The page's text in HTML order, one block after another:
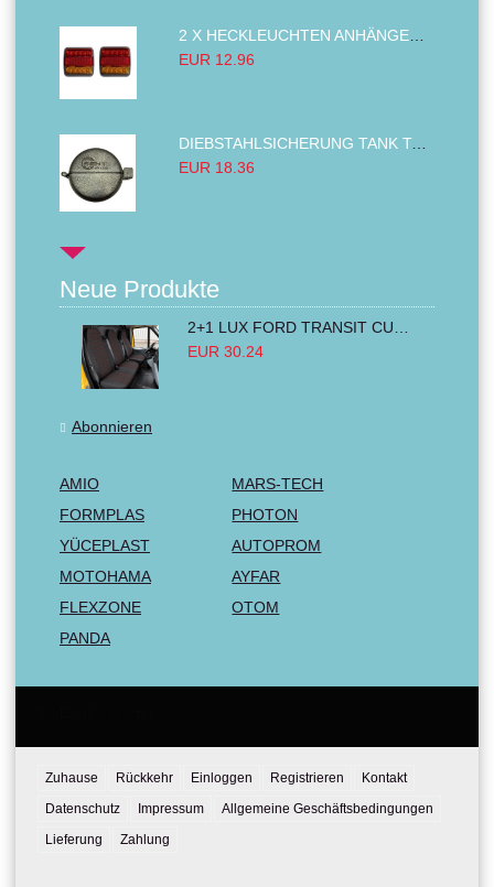
EUR 12.96
DIEBSTAHLSICHERUNG TANK TANKDECKEL DIESELTANK KRAFTSTOFFTANKDECKEL VERRIEGELUNG PASSEND FÜR LKW PKW TRAKTOREN BAGGER 80MM
EUR 18.36
Neue Produkte
EUR 30.24
Abonnieren
AMIO
MARS-TECH
FORMPLAS
PHOTON
YÜCEPLAST
AUTOPROM
MOTOHAMA
AYFAR
FLEXZONE
OTOM
PANDA
Zuhause Rückkehr Einloggen Registrieren
Kontakt
Datenschutz
Impressum
Allgemeine Geschäftsbedingungen
Lieferung
Zahlung